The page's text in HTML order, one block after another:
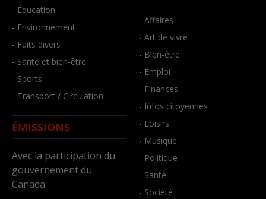
- Éducation
- Environnement
- Faits divers
- Santé et bien-être
- Sports
- Transport / Circulation
ÉMISSIONS
Avec la participation du
gouvernement du
Canada
- Affaires
- Art de vivre
- Bien-être
- Emploi
- Finances
- Infos citoyennes
- Loisirs
- Musique
- Politique
- Santé
- Société